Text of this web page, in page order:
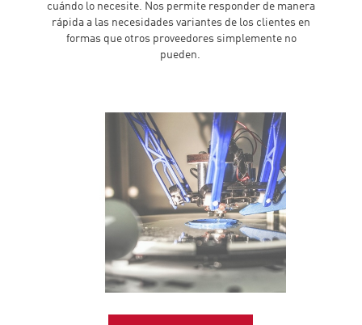
cuándo lo necesite. Nos permite responder de manera
rápida a las necesidades variantes de los clientes en
formas que otros proveedores simplemente no
pueden.